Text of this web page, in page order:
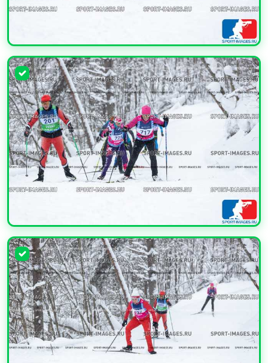
УВЕЛИЧИТЬ
УВЕЛИЧИТЬ